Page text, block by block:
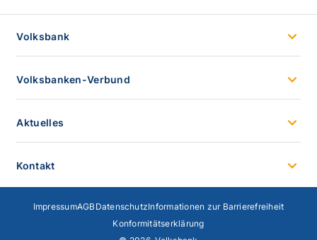
Volksbank
Volksbanken-Verbund
Aktuelles
Kontakt
ImpressumAGB DatenschutzInformationen zur Barrierefreiheit
Konformitätserklärung